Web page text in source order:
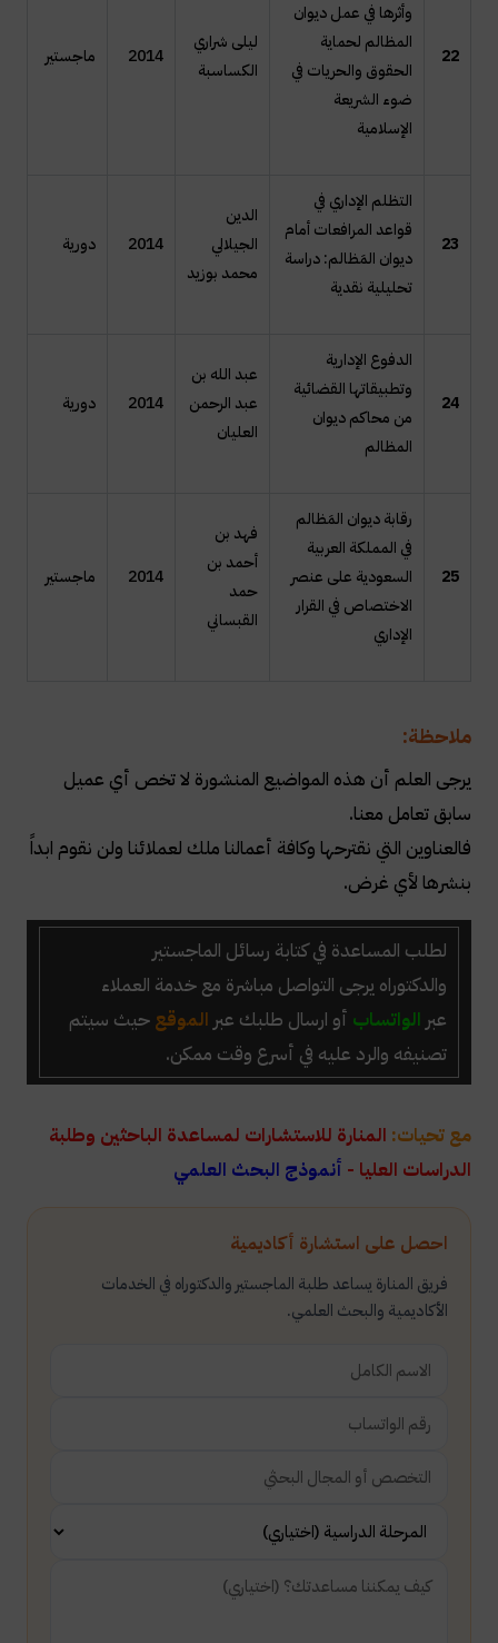
احصل على استشارة أكاديمية
فريق المنارة يساعد طلبة الماجستير والدكتوراه في الخدمات
الأكاديمية والبحث العلمي.
22
وأثرها في عمل ديوان
المظالم لحماية
الحقوق والحريات في
ضوء الشريعة
الإسلامية
ليلى شراري
الكساسبة
2014 ماجستير
23
التظلم الإداري في
قواعد المرافعات أمام
ديوان المَظالم: دراسة
تحليلية نقدية
الدين
الجيلالي
محمد بوزيد
2014 دورية
24
الدفوع الإدارية
وتطبيقاتها القضائية
من محاكم ديوان
المظالم
عبد الله بن
عبد الرحمن
العليان
2014 دورية
25
رقابة ديوان المَظالم
في المملكة العربية
السعودية على عنصر
الاختصاص في القرار
الإداري
فهد بن
أحمد بن
حمد
القبساني
2014 ماجستير
ملاحظة:
يرجى العلم أن هذه المواضيع المنشورة لا تخص أي عميل
سابق تعامل معنا.
فالعناوين التي نقترحها وكافة أعمالنا ملك لعملائنا ولن نقوم ابداً
بنشرها لأي غرض.
لطلب المساعدة في كتابة رسائل الماجستير
والدكتوراه يرجى التواصل مباشرة مع خدمة العملاء
عبر الواتساب أو ارسال طلبك عبر الموقع حيث سيتم
تصنيفه والرد عليه في أسرع وقت ممكن.
مع تحيات: المنارة للاستشارات لمساعدة الباحثين وطلبة
الدراسات العليا - أنموذج البحث العلمي